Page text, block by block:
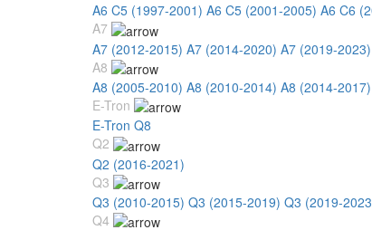
A6 C5 (1997-2001) A6 C5 (2001-2005) A6 C6
A7
A7 (2012-2015) A7 (2014-2020) A7 (2019-2023)
A8
A8 (2005-2010) A8 (2010-2014) A8 (2014-2017)
E-Tron
E-Tron Q8
Q2
Q2 (2016-2021)
Q3
Q3 (2010-2015) Q3 (2015-2019) Q3 (2019-
Q4